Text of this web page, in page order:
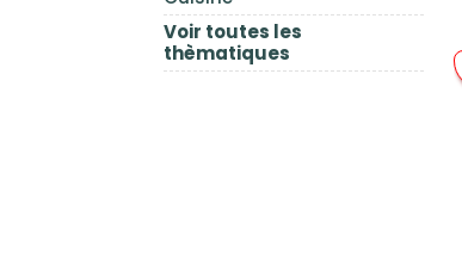
Voir toutes les
thèmatiques